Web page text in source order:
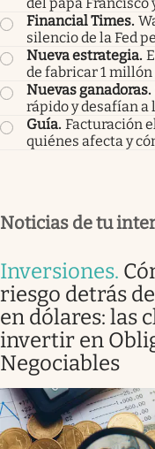
Financial Times.
silencio de la Fed
Nueva estrategia.
de fabricar 1
Nuevas ganadoras.
rápido y desafían
Guía. Facturación
quiénes afecta y
Noticias de tu
Inversiones.
riesgo detrás
en dólares: las
invertir en
Negociables